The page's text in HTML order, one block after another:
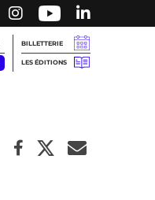
BILLETTERIE
LES ÉDITIONS